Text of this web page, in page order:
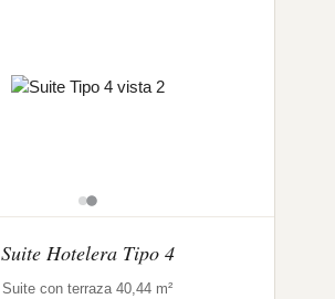
Suite Hotelera Tipo 4
Suite con terraza 40,44 m²